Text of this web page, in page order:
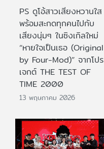
PS ดูโอ้สาวเสียงหวานใส
พร้อมสะกดทุกคนไปกับ
เสียงนุ่มๆ ในซิงเกิลใหม่
“หายใจเป็นเธอ (Original
by Four-Mod)” จากโปร
เจกต์ THE TEST OF
TIME 2000
13 พฤษภาคม 2026